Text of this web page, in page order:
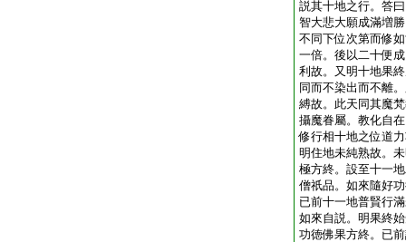
説其十地之行。答
智大悲大願成滿増
不同下位次第而修
一倍。後以二十便
利故。又明十地果
同而不染出而不離
縛故。此天同其魔
攝魔眷屬。教化自
修行相十地之位道
明住地未純熟故。
極方終。設至十一
僧祇品。如來隨好
已前十一地普賢行
如來自説。明果終
功徳佛果方終。已